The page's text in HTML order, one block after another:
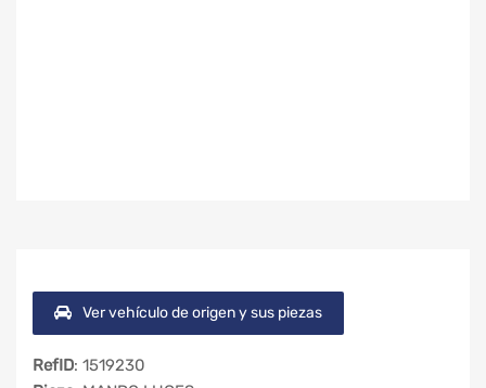
Ver vehículo de origen y sus piezas
RefID: 1519230